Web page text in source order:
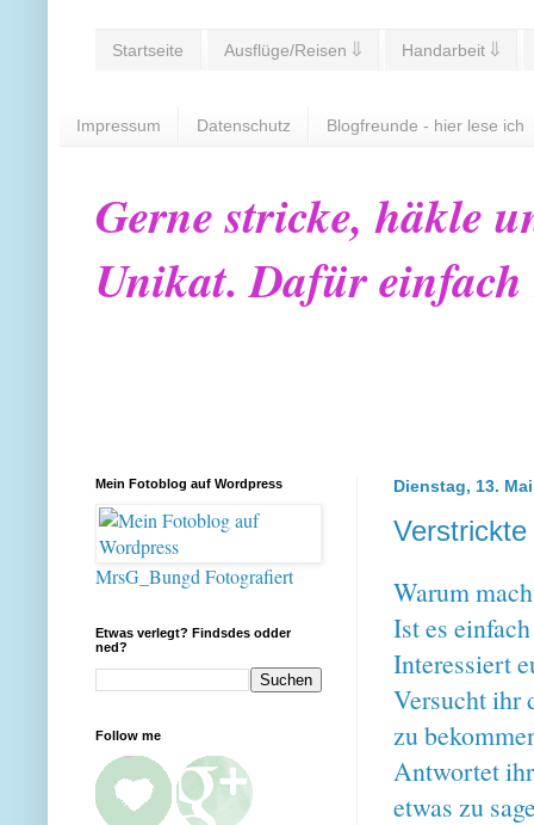
Startseite Ausflüge/Reisen ⇓ Handarbeit ⇓
Impressum Datenschutz Blogfreunde - hier lese ich
Gerne stricke, häkle
Unikat. Dafür
Dienstag, 13.
Warum
Ist es
Interessiert
Versucht ihr
zu
Antwortet
etwas zu
Mein Fotoblog auf Wordpress
MrsG_Bungd Fotografiert
Etwas verlegt? Findsdes odder
ned?
Follow me